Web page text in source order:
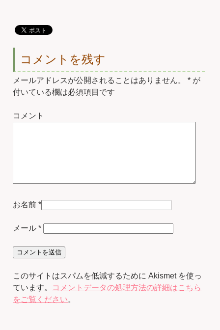
コメントを残す
メールアドレスが公開されることはありません。 * が
付いている欄は必須項目です
コメント
お名前 *
メール*
このサイトはスパムを低減するために Akismet を使っ
ています。
コメントデータの処理方法の詳細はこちら
をご覧ください。